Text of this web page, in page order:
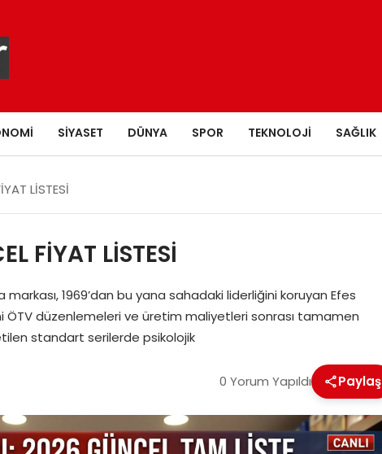
SIYASET DÜNYA SPOR TEKNOLOJI SAĞLIK
LİSTESİ
FİYAT LİSTESİ
1969’dan bu yana sahadaki liderliğini koruyan Efes
ÖTV düzenlemeleri ve üretim maliyetleri sonrası tamamen
standart serilerde psikolojik
0 Yorum Yapıldı Paylaş